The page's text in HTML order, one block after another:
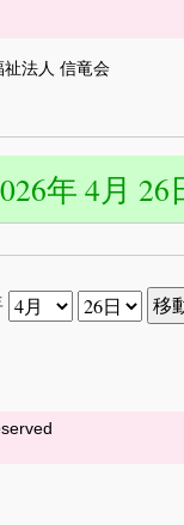
法人 信竜会
年 4月